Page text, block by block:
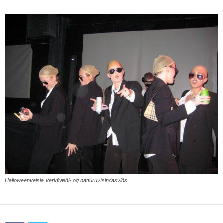
Halloweenveisla Verkfræði- og náttúruvísindasviðs